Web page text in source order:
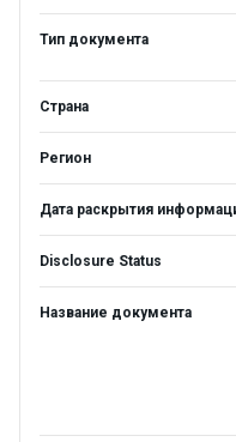
Тип документа
Страна
Регион
Дата раскрытия
Disclosure Status
Название документа